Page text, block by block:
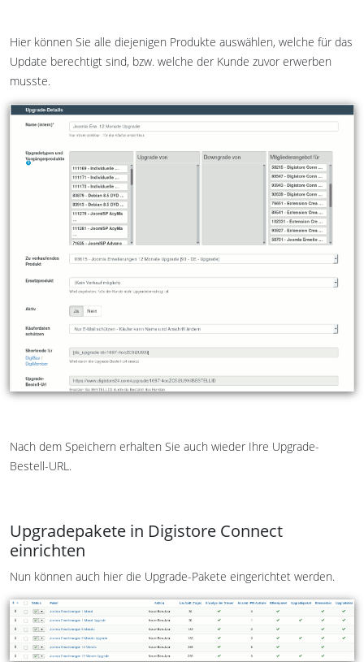
Hier können Sie alle diejenigen Produkte auswählen, welche für das
Update berechtigt sind, bzw. welche der Kunde zuvor erwerben
musste.
Nach dem Speichern erhalten Sie auch wieder Ihre Upgrade-
Bestell-URL.
Upgradepakete in Digistore Connect
einrichten
Nun können auch hier die Upgrade-Pakete eingerichtet werden.